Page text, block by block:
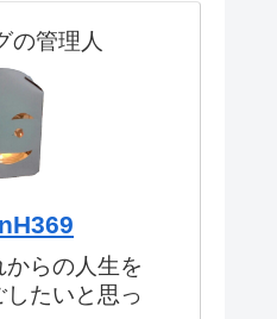
の管理人
らの人生を
たいと思っ